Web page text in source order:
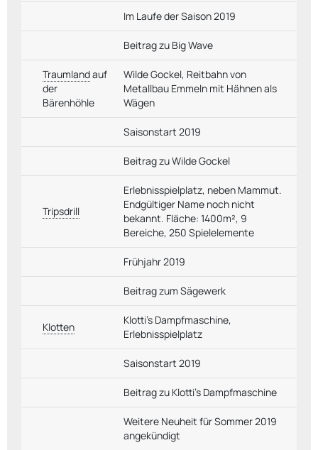
Im Laufe der Saison 2019
Beitrag zu Big Wave
Traumlandauf
der
Bärenhöhle
Wilde Gockel, Reitbahn von
Metallbau Emmeln mit Hähnen als
Wägen
Saisonstart 2019
Beitrag zu Wilde Gockel
Tripsdrill
Erlebnisspielplatz, neben Mammut.
Endgültiger Name noch nicht
bekannt. Fläche: 1400m², 9
Bereiche, 250 Spielelemente
Frühjahr 2019
Beitrag zum Sägewerk
Klotten
Klotti's Dampfmaschine,
Erlebnisspielplatz
Saisonstart 2019
Beitrag zu Klotti's Dampfmaschine
Weitere Neuheit für Sommer 2019
angekündigt